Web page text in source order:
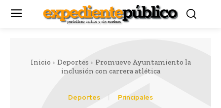
Inicio Deportes
Promueve Ayuntamiento la
inclusión con carrera atlética
Deportes Principales